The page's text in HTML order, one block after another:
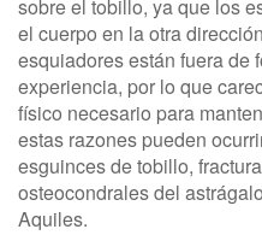
sobre el tobillo, ya que los
el cuerpo en la otra
esquiadores están fuera de
experiencia, por lo que
físico necesario para
estas razones pueden
esguinces de tobillo,
osteocondrales del
Aquiles.